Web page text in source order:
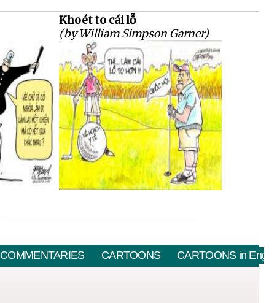
Khoét to cái lỗ
(by William Simpson Garner)
COMMENTARIES CARTOONS CARTOONS in English